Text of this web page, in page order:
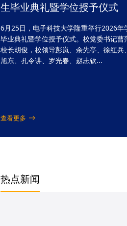
生毕业典礼暨学位授予仪式
6月25日，电子科技大学隆重举行2026年
毕业典礼暨学位授予仪式。校党委书记曹
校长胡俊，校领导彭岚、余先亭、徐红兵
旭东、孔令讲、罗光春、赵志钦...
查看更多
热点新闻